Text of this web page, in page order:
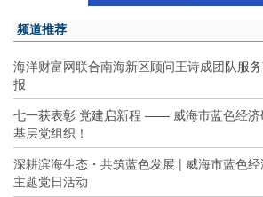
频道推荐
海洋财富网联合南海新区顾问王诗成团队服
报
七一获表彰 党建启新程 —— 威海市蓝色经济
基层党组织！
深耕滨海生态・共筑蓝色发展 | 威海市蓝色
主题党日活动